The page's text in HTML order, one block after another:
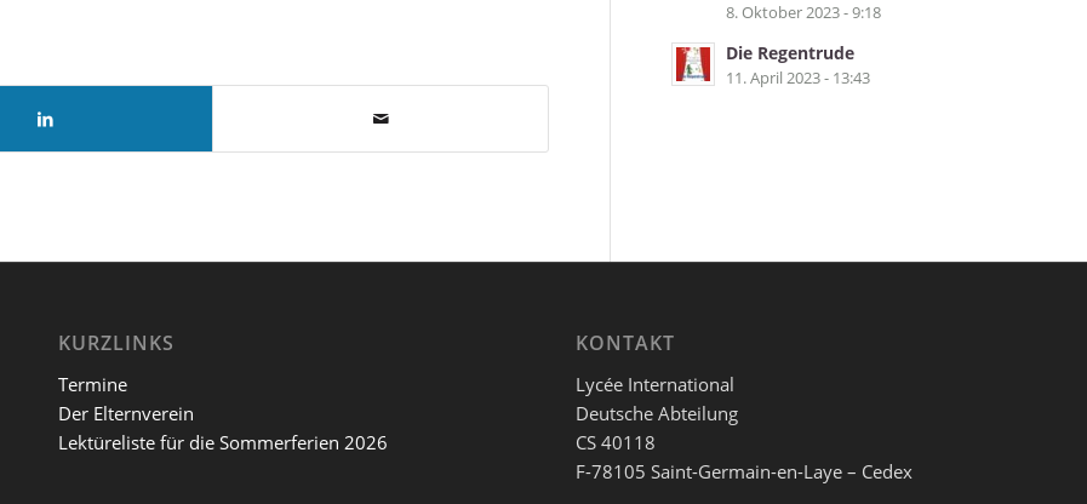
8. Oktober 2023 - 9:18
Die Regentrude
11. April 2023 - 13:43
KURZLINKS
Termine
Der Elternverein
Lektüreliste für die Sommerferien 2026
KONTAKT
Lycée International
Deutsche Abteilung
CS 40118
F-78105 Saint-Germain-en-Laye – Cedex